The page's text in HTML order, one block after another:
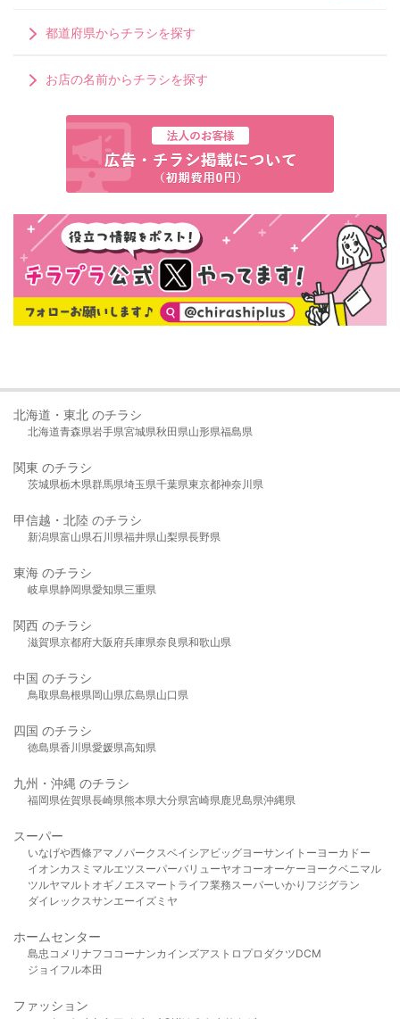
都道府県からチラシを探す
お店の名前からチラシを探す
北海道・東北 のチラシ
北海道青森県岩手県宮城県秋田県山形県福島県
関東 のチラシ
茨城県栃木県群馬県埼玉県千葉県東京都神奈川県
甲信越・北陸 のチラシ
新潟県富山県石川県福井県山梨県長野県
東海 のチラシ
岐阜県静岡県愛知県三重県
関西 のチラシ
滋賀県京都府大阪府兵庫県奈良県和歌山県
中国 のチラシ
鳥取県島根県岡山県広島県山口県
四国 のチラシ
徳島県香川県愛媛県高知県
九州・沖縄 のチラシ
福岡県佐賀県長崎県熊本県大分県宮崎県鹿児島県沖縄県
スーパー
いなげや西條アマノパークスベイシア ビッグヨーサンイトーヨーカドー
イオンカスミ マルエツスーパーバリューヤオコーオーケー ヨークベニマル
ツルヤマルト オギノ エスマート ライフ業務スーパーいかり フジグラン
ダイレックスサンエーイズミヤ
ホームセンター
島忠 コメリ ナフコ コーナンカインズアストロプロダクツDCM
ジョイフル本田
ファッション